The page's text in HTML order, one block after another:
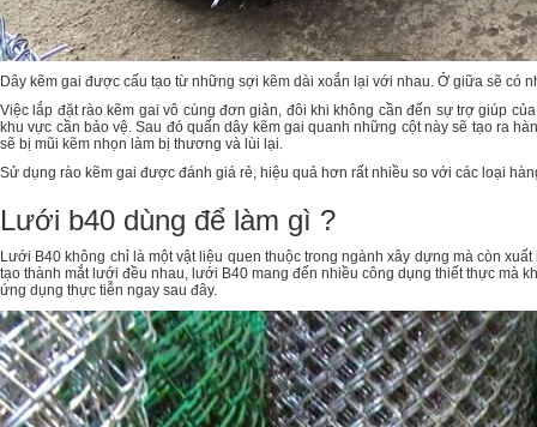
Dây kẽm gai được cấu tạo từ những sợi kẽm dài xoắn lại với nhau. Ở giữa sẽ có
Việc lắp đặt rào kẽm gai vô cùng đơn giản, đôi khi không cần đến sự trợ giúp
khu vực cần bảo vệ. Sau đó quấn dây kẽm gai quanh những cột này sẽ tạo ra
sẽ bị mũi kẽm nhọn làm bị thương và lùi lại.
Sử dụng rào kẽm gai được đánh giá rẻ, hiệu quả hơn rất nhiều so với các loại
Lưới b40 dùng để làm gì ?
Lưới B40 không chỉ là một vật liệu quen thuộc trong ngành xây dựng mà còn
tạo thành mắt lưới đều nhau, lưới B40 mang đến nhiều công dụng thiết thực mà
ứng dụng thực tiễn ngay sau đây.